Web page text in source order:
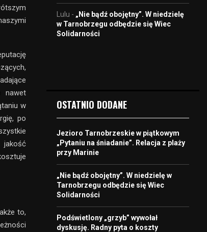
nawet
w
po
to,
Lulu - „Nie bądź obojętny”. W niedzielę
w Tarnobrzegu odbędzie się Wiec
Solidarności
OSTATNIO DODANE
Jezioro Tarnobrzeskie w piątkowym
„Pytaniu na śniadanie”. Relacja z plaży
przy Marinie
„Nie bądź obojętny”. W niedzielę w
Tarnobrzegu odbędzie się Wiec
Solidarności
Podświetlony „grzyb” wywołał
dyskusję. Radny pyta o koszty